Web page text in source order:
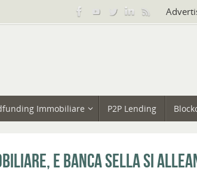
Immobiliare P2P Lending
e Banca Sella si